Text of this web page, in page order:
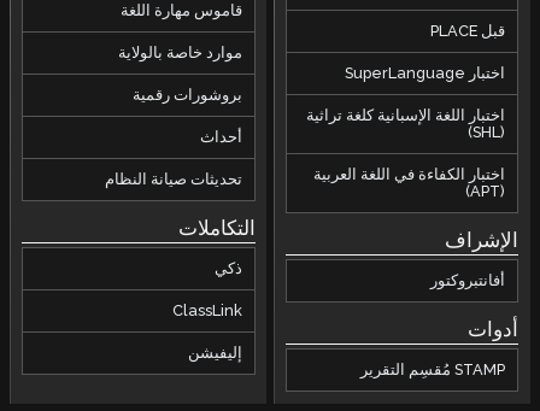
قبل PLACE
اختبار SuperLanguage
اختبار اللغة الإسبانية كلغة تراثية
(SHL)
اختبار الكفاءة في اللغة العربية
(APT)
الإشراف
أفانتبروكتور
أدوات
STAMP مُقسِم التقرير
قاموس مهارة اللغة
موارد خاصة بالولاية
بروشورات رقمية
أحداث
تحديثات صيانة النظام
التكاملات
ذكي
ClassLink
إليفيشن